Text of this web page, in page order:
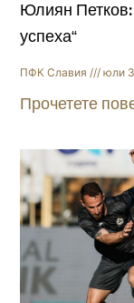
Юлиян
успеха“
ПФК Славия юли
Прочетете